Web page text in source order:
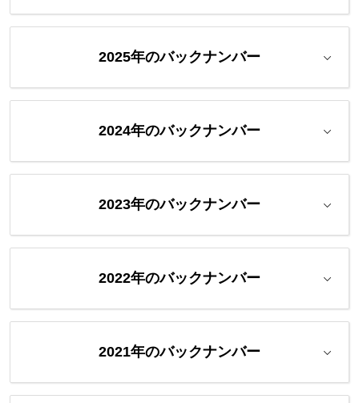
2025年のバックナンバー
2024年のバックナンバー
2023年のバックナンバー
2022年のバックナンバー
2021年のバックナンバー